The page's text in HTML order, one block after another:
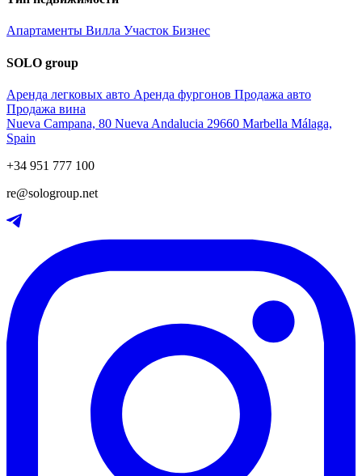
Апартаменты Вилла Участок Бизнес
SOLO group
Аренда легковых авто Аренда фургонов Продажа авто
Продажа вина
Nueva Campana, 80 Nueva Andalucia 29660 Marbella Málaga,
Spain
+34 951 777 100
re@sologroup.net